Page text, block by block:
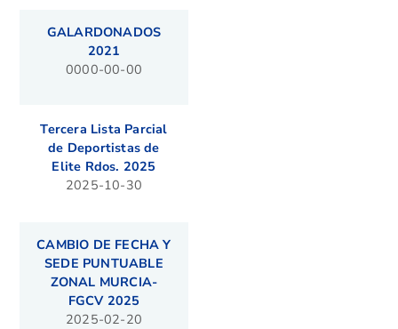
GALARDONADOS
2021
0000-00-00
Tercera Lista Parcial
de Deportistas de
Elite Rdos. 2025
2025-10-30
CAMBIO DE FECHA Y
SEDE PUNTUABLE
ZONAL MURCIA-
FGCV 2025
2025-02-20